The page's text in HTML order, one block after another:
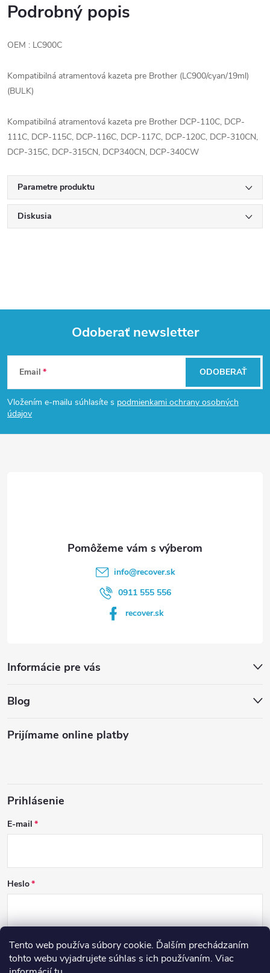
Tento web používa súbory cookie. Ďalším prechádzaním
tohto webu vyjadrujete súhlas s ich používaním. Viac
Podrobný popis
OEM : LC900C
Kompatibilná atramentová kazeta pre Brother (LC900/cyan/19ml)
(BULK)
Kompatibilná atramentová kazeta pre Brother DCP-110C, DCP-
111C, DCP-115C, DCP-116C, DCP-117C, DCP-120C, DCP-310CN,
DCP-315C, DCP-315CN, DCP340CN, DCP-340CW
Parametre produktu
Diskusia
Z
á
p
Odoberať newsletter
Email
Vložením e-mailu súhlasíte s podmienkami ochrany osobných
údajov
ODOBERAŤ
info@recover.sk
0911 555 556
recover.sk
Informácie pre vás
Blog
Prijímame online platby
Prihlásenie
E-mail
Heslo
PRIHLÁSIŤ SA